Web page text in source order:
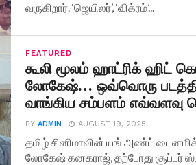
வருகிறார். ‘ஜெயிலர்’, ‘விக்ரம்’...
FEATURED
கூலி மூலம் ஹாட்ரிக் ஹிட்
லோகேஷ்… ஒவ்வொரு
வாங்கிய சம்பளம் எவ்வளவு
BYADMIN AUGUST 19, 2025
தமிழ் சினிமாவின் யங் அண்ட்
லோகேஷ் கனகராஜ், தற்போது சூப்பர்